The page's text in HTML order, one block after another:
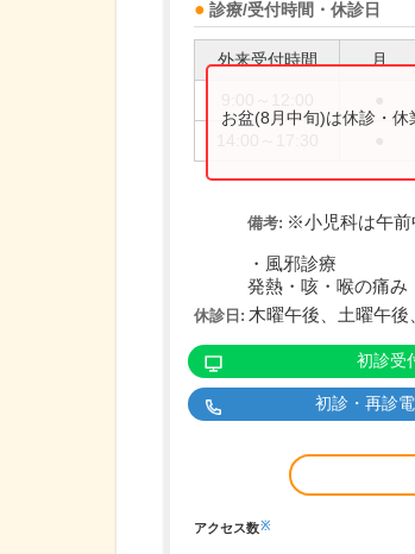
診療/受付時間・休診日
外来受付時間 月
お盆(8月中旬)は休診・休
備考: ※小児科は午前
・風邪診療
発熱・咳・喉の痛み
休診日: 木曜午後、土曜午後
初診受
初診・再診
アクセス数※